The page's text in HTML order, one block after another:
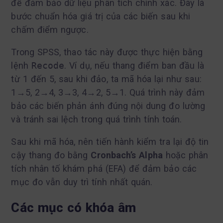
để đảm bảo dữ liệu phân tích chính xác. Đây là
bước chuẩn hóa giá trị của các biến sau khi
chấm điểm ngược.
Trong SPSS, thao tác này được thực hiện bằng
lệnh Recode. Ví dụ, nếu thang điểm ban đầu là
từ 1 đến 5, sau khi đảo, ta mã hóa lại như sau:
1→5, 2→4, 3→3, 4→2, 5→1. Quá trình này đảm
bảo các biến phản ánh đúng nội dung đo lường
và tránh sai lệch trong quá trình tính toán.
Sau khi mã hóa, nên tiến hành kiểm tra lại độ tin
cậy thang đo bằng Cronbach’s Alpha hoặc phân
tích nhân tố khám phá (EFA) để đảm bảo các
mục đo vẫn duy trì tính nhất quán.
Các mục có khóa âm